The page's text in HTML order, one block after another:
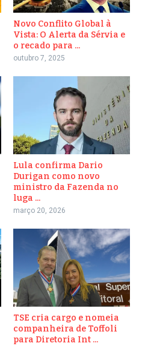
Novo Conflito Global à
Vista: O Alerta da Sérvia e
o recado para ...
outubro 7, 2025
Lula confirma Dario
Durigan como novo
ministro da Fazenda no
luga ...
março 20, 2026
TSE cria cargo e nomeia
companheira de Toffoli
para Diretoria Int ...